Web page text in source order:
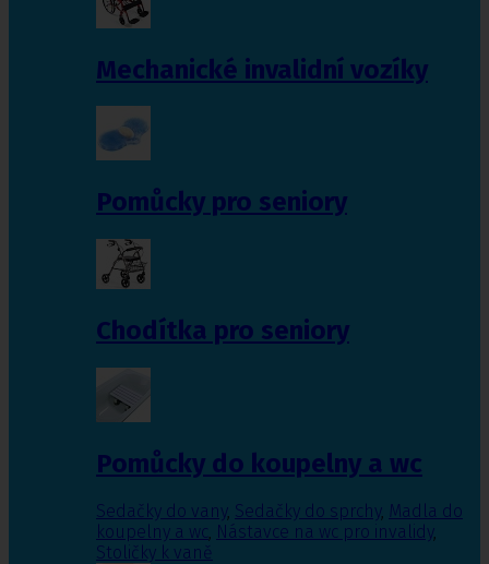
Mechanické invalidní vozíky
Pomůcky pro seniory
Chodítka pro seniory
Pomůcky do koupelny a wc
Sedačky do vany, Sedačky do sprchy, Madla do
koupelny a wc, Nástavce na wc pro invalidy,
Stoličky k vaně